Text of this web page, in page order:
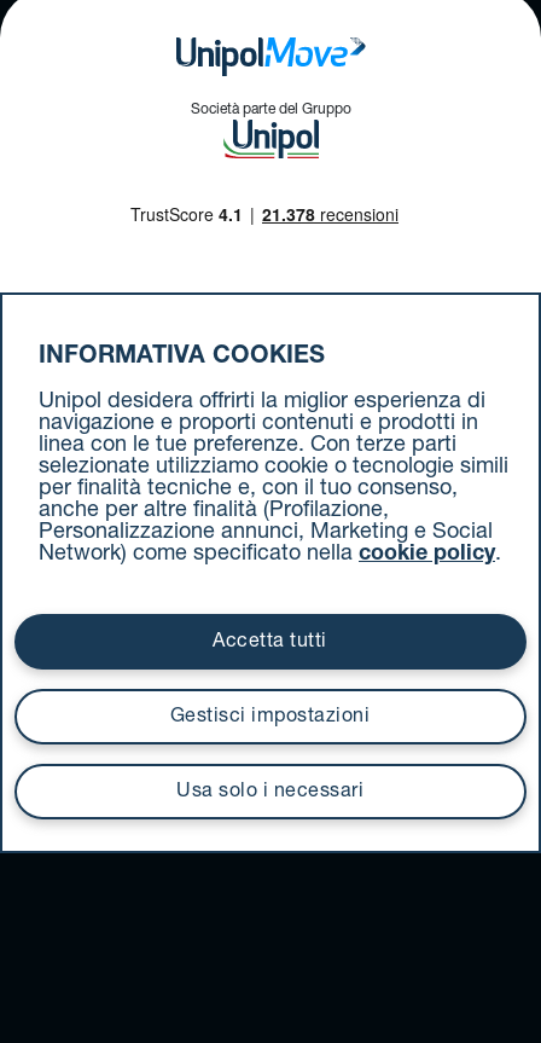
Società parte del Gruppo
Il nostro percorso
Parlano di noi
Verifica tutte le tratte attive
Calcola pedaggio
Accessibilità
Ti serve supporto?
Vieni a trovarci
Scarica la nostra App
INFORMATIVA COOKIES
Unipol desidera offrirti la miglior esperienza di
navigazione e proporti contenuti e prodotti in
linea con le tue preferenze. Con terze parti
selezionate utilizziamo cookie o tecnologie simili
per finalità tecniche e, con il tuo consenso,
anche per altre finalità (Profilazione,
Personalizzazione annunci, Marketing e Social
Network) come specificato nella cookie policy.
Usa solo i necessari
Gestisci impostazioni
Accetta tutti